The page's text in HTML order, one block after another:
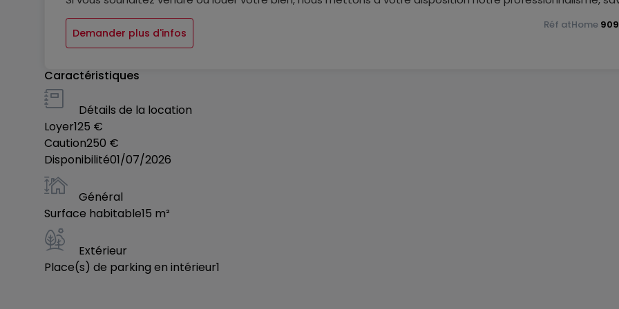
faire ainsi que notre qualité de service. Nous vous proposons des estimations rapides, gratuites et
Demander plus d'infos
Réf atHome
Caractéristiques
Détails de la location
Loyer125 €
Caution250 €
Disponibilité01/07/2026
Général
Surface habitable15 m²
Extérieur
Place(s) de parking en intérieur1